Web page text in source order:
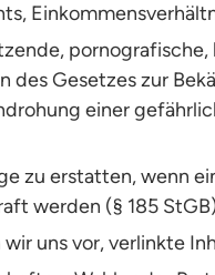
Gesetzes zur
einer
zu erstatten, wenn
werden (§ 185
uns vor, verlinkte